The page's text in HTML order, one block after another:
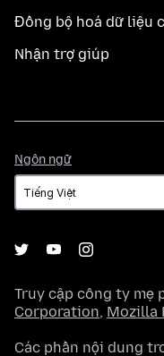
Đồng bộ hoá dữ liệu
Nhận trợ giúp
Ngôn ngữ
ngữ
Truy cập công ty mẹ
Corporation, Mozilla
Các phần nội dung